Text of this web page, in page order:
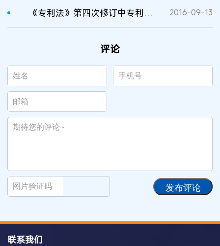
《专利法》第四次修订中专利保护的路径选择 2016-09-13
评论
发布评论
联系我们